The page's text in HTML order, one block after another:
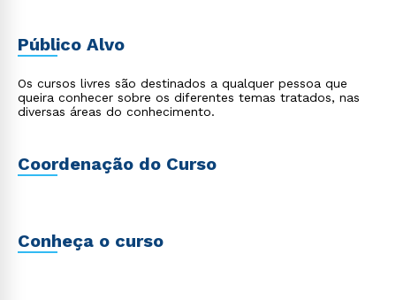
Público Alvo
Os cursos livres são destinados a qualquer pessoa que
queira conhecer sobre os diferentes temas tratados, nas
diversas áreas do conhecimento.
Coordenação do Curso
Conheça o curso